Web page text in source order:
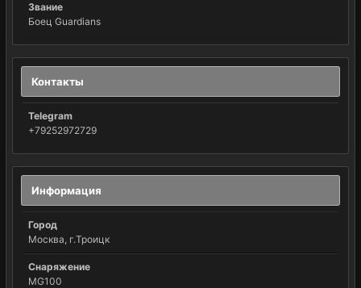
Звание
Боец Guardians
Контакты
Telegram
+79252972729
Информация
Город
Москва, г.Троицк
Снаряжение
MG100